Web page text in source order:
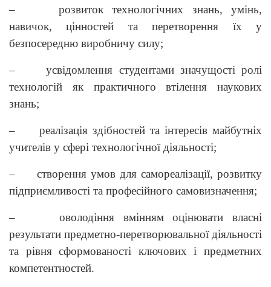
– розвиток технологічних знань, умінь,
навичок, цінностей та перетворення їх у
безпосередню виробничу силу;
– усвідомлення студентами значущості ролі
технологій як практичного втілення наукових
знань;
– реалізація здібностей та інтересів майбутніх
учителів у сфері технологічної діяльності;
– створення умов для самореалізації, розвитку
підприємливості та професійного самовизначення;
– оволодіння вмінням оцінювати власні
результати предметно-перетворювальної діяльності
та рівня сформованості ключових і предметних
компетентностей.